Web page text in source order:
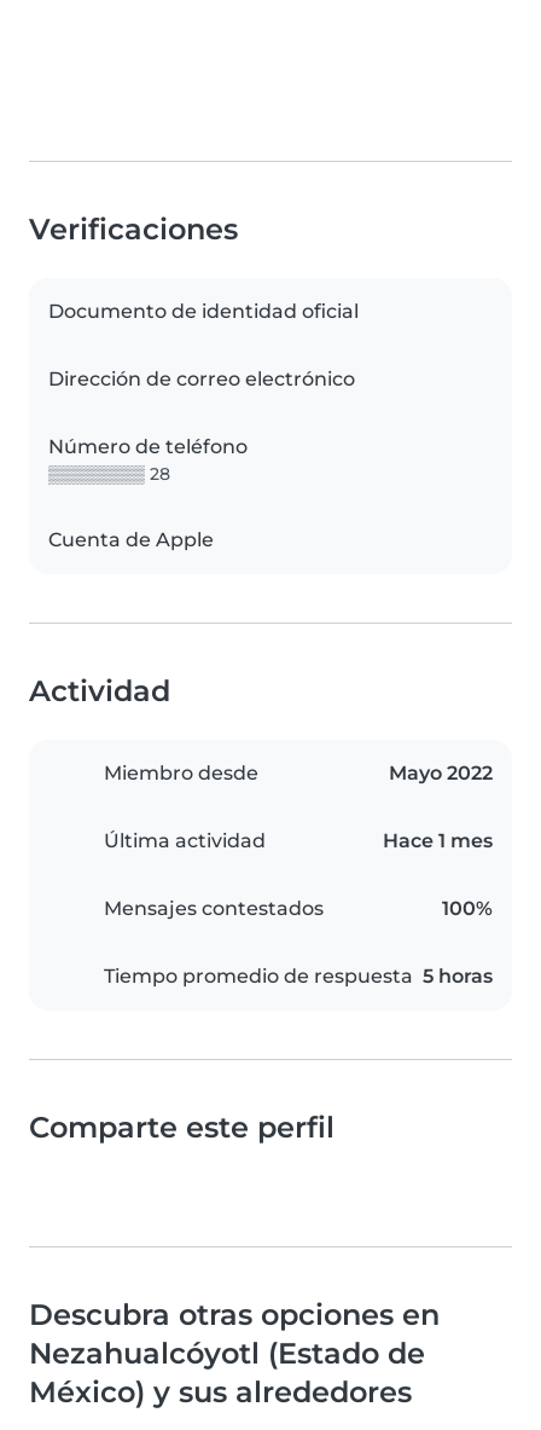
Verificaciones
Documento de identidad oficial
Dirección de correo electrónico
Número de teléfono
▒▒▒▒▒▒▒▒ 28
Cuenta de Apple
Actividad
Miembro desde Mayo 2022
Última actividad Hace 1 mes
Mensajes contestados 100%
Tiempo promedio de respuesta 5 horas
Comparte este perfil
Descubra otras opciones en
Nezahualcóyotl (Estado de
México) y sus alrededores